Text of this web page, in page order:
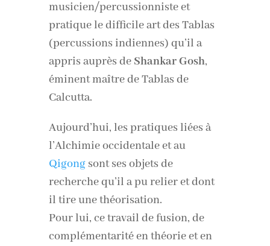
musicien/percussionniste et
pratique le difficile art des Tablas
(percussions indiennes) qu’il a
appris auprès de Shankar Gosh,
éminent maître de Tablas de
Calcutta.
Aujourd’hui, les pratiques liées à
l’Alchimie occidentale et au
Qigongsont ses objets de
recherche qu’il a pu relier et dont
il tire une théorisation.
Pour lui, ce travail de fusion, de
complémentarité en théorie et en